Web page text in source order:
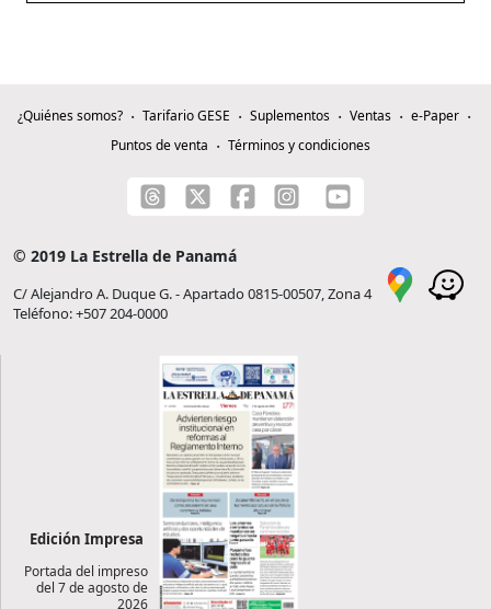
¿Quiénes somos? Tarifario GESE Suplementos Ventas
e-Paper
Puntos de venta
Términos y condiciones
© 2019 La Estrella de Panamá
C/ Alejandro A. Duque G. - Apartado 0815-00507, Zona 4
Teléfono: +507 204-0000
Edición Impresa
Portada del impreso
del 7 de agosto de
2026